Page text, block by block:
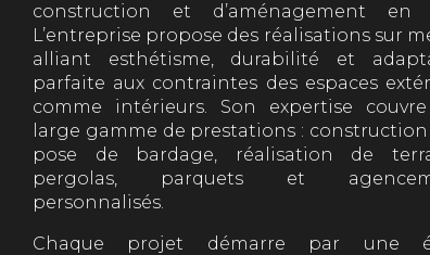
construction et d’aménagement en
L’entreprise propose des réalisations sur
alliant esthétisme, durabilité et
parfaite aux contraintes des espaces
comme intérieurs. Son expertise
large gamme de prestations :
pose de bardage, réalisation de
pergolas, parquets et
personnalisés.
Chaque projet démarre par une